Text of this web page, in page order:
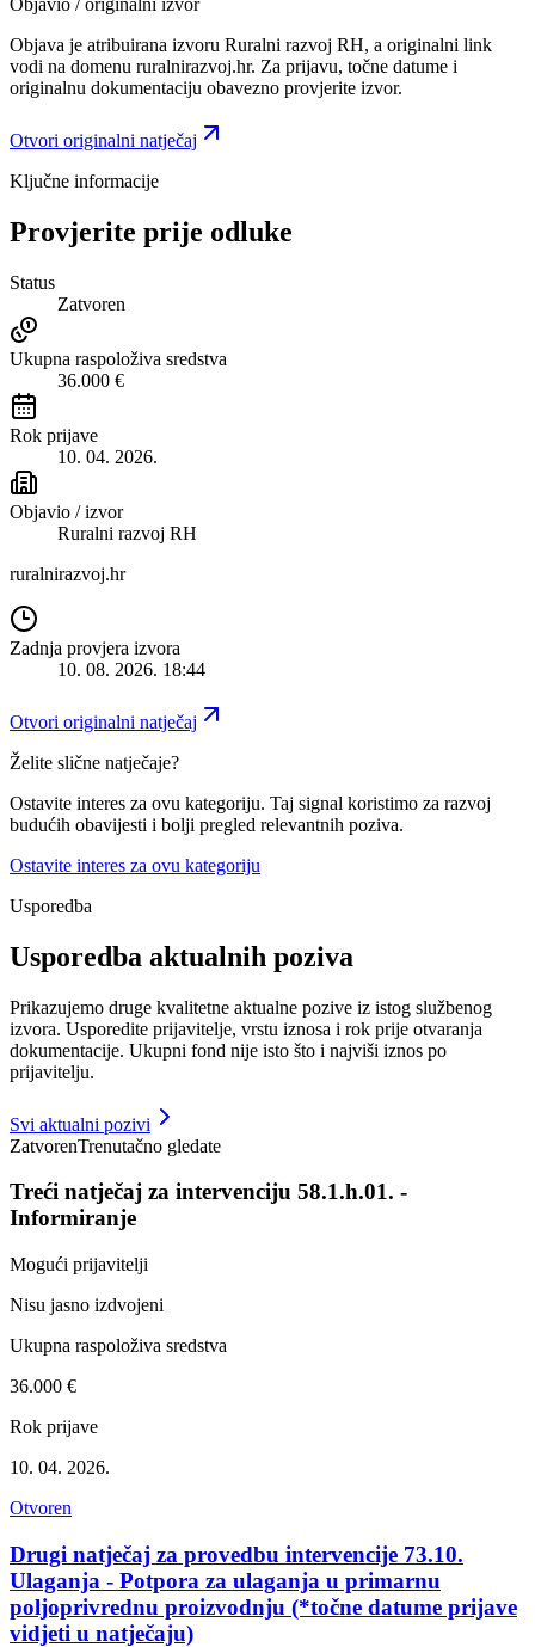
Objavio / originalni izvor
Objava je atribuirana izvoru Ruralni razvoj RH, a originalni link
vodi na domenu ruralnirazvoj.hr. Za prijavu, točne datume i
originalnu dokumentaciju obavezno provjerite izvor.
Otvori originalni natječaj
Ključne informacije
Provjerite prije odluke
Status
Zatvoren
Ukupna raspoloživa sredstva
36.000 €
Rok prijave
10. 04. 2026.
Objavio / izvor
Ruralni razvoj RH
ruralnirazvoj.hr
Zadnja provjera izvora
10. 08. 2026. 18:44
Otvori originalni natječaj
Želite slične natječaje?
Ostavite interes za ovu kategoriju. Taj signal koristimo za razvoj
budućih obavijesti i bolji pregled relevantnih poziva.
Ostavite interes za ovu kategoriju
Usporedba
Usporedba aktualnih poziva
Prikazujemo druge kvalitetne aktualne pozive iz istog službenog
izvora. Usporedite prijavitelje, vrstu iznosa i rok prije otvaranja
dokumentacije. Ukupni fond nije isto što i najviši iznos po
prijavitelju.
Svi aktualni pozivi
ZatvorenTrenutačno gledate
Treći natječaj za intervenciju 58.1.h.01. -
Informiranje
Mogući prijavitelji
Nisu jasno izdvojeni
Ukupna raspoloživa sredstva
36.000 €
Rok prijave
10. 04. 2026.
Otvoren
Drugi natječaj za provedbu intervencije 73.10.
Ulaganja - Potpora za ulaganja u primarnu
poljoprivrednu proizvodnju (*točne datume prijave
vidjeti u natječaju)